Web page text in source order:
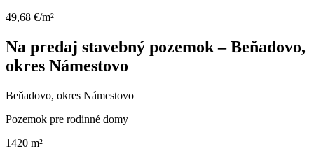
49,68 €/m²
Na predaj stavebný pozemok – Beňadovo,
okres Námestovo
Beňadovo, okres Námestovo
Pozemok pre rodinné domy
1420 m²